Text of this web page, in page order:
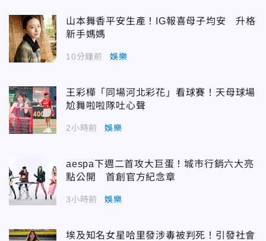
山本舞香平安生產！IG報喜母子均安 升格
新手媽媽
10分鐘前 娛樂
王彩樺「同場河北彩花」看球賽！天母球場
尬舞啦啦隊吐心聲
2小時前 娛樂
aespa下週二首攻大巨蛋！城市行銷六大亮
點公開 首創官方紀念章
3小時前 娛樂
埃及知名女星哈里發涉毒被判死！引發社會